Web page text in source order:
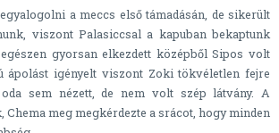
a meccs első támadásán, de sikerült
viszont Palasiccsal a kapuban bekaptunk
gyorsan elkezdett középből Sipos volt
ápolást igényelt viszont Zoki tökvéletlen fejre
sem nézett, de nem volt szép látvány. A
Chema meg megkérdezte a srácot, hogy minden